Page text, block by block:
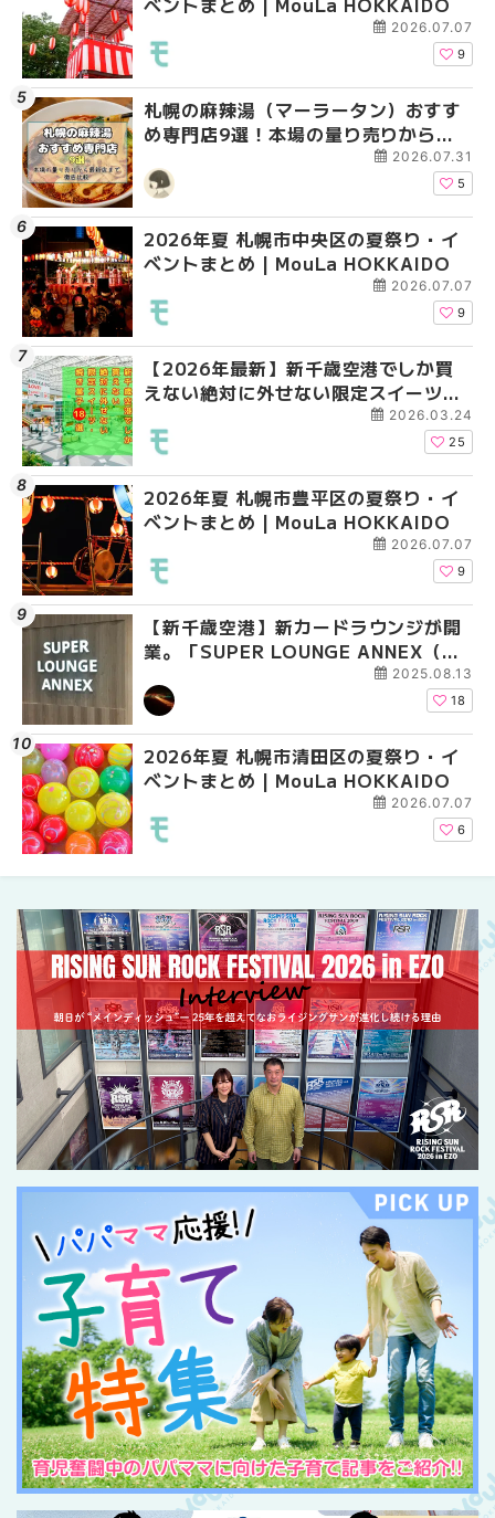
2026.07.07
9
札幌の麻辣湯（マーラータン）おすす
め専門店9選！本場の量り売りから最
新店まで徹底比較 | MouLa
HOKKAIDO
2026.07.31
5
2026年夏 札幌市中央区の夏祭り・イ
ベントまとめ | MouLa HOKKAIDO
2026.07.07
9
【2026年最新】新千歳空港でしか買
えない絶対に外せない限定スイーツ・
焼き菓子18選 | MouLa HOKKAIDO
2026.03.24
25
2026年夏 札幌市豊平区の夏祭り・イ
ベントまとめ | MouLa HOKKAIDO
2026.07.07
9
【新千歳空港】新カードラウンジが開
業。「SUPER LOUNGE ANNEX（ス
ーパーラウンジアネックス）」をご紹
介！！ | MouLa HOKKAIDO
2025.08.13
18
2026年夏 札幌市清田区の夏祭り・イ
ベントまとめ | MouLa HOKKAIDO
2026.07.07
6
2026年夏 札幌市手稲
ベントまとめ |
2026年夏 札幌市南区
ントまとめ | MouLa
2026年夏 札幌市清田
ベントまとめ |
2026年夏 札幌市豊平
ベントまとめ |
2026年夏 札幌市中央
ベントまとめ |
2026年夏 恵庭市・千
イベントまとめ |
2026年夏 札幌市手稲
ベントまとめ |
2026年夏 札幌市清田
ベントまとめ |
札幌の麻辣湯（マーラ
め専門店6選！本場の
新店まで徹底比較 |
【2026年最新】新千
えない絶対に外せない
焼き菓子18選 |
【新千歳空港】新カー
業。「SUPER
ーパーラウンジアネッ
介！！ | MouLa
2026年夏 札幌市豊平
ベントまとめ |